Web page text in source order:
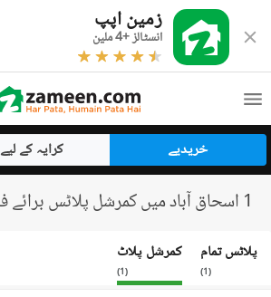
زمین اپپ
انسٹالز +4 ملین
خریدیے کرایہ کے لیے
1 اسحاق آباد میں کمرشل پلاٹس برائے فروخت
پلاٹس تمام
(
1
)
کمرشل پلاٹ
(
1
)